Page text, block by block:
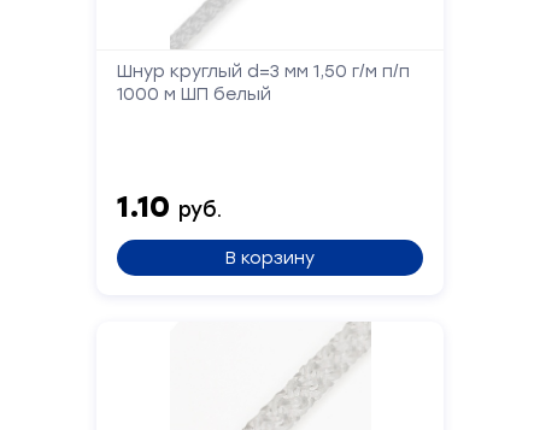
Шнур круглый d=3 мм 1,50 г/м п/п
1000 м ШП белый
1.10 руб.
В корзину
вам
перезвоним
Ваше
имя